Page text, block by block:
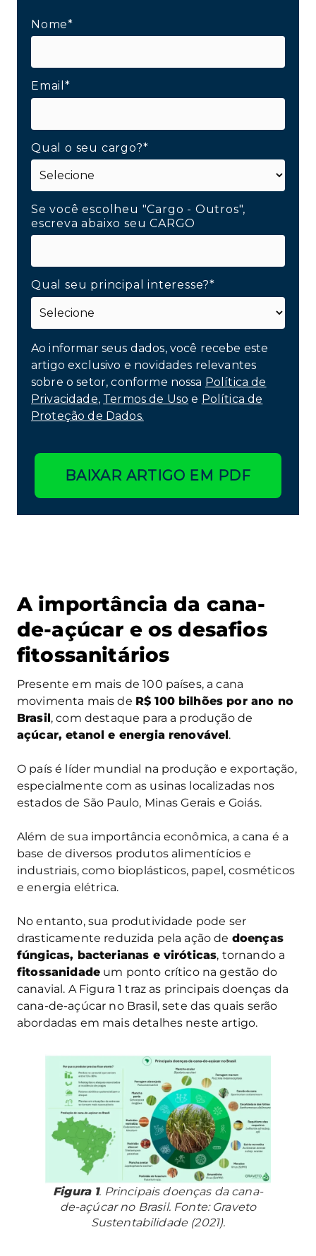
Nome*
Email*
Qual o seu cargo?*
Se você escolheu "Cargo - Outros",
escreva abaixo seu CARGO
Qual seu principal interesse?*
Ao informar seus dados, você recebe este
artigo exclusivo e novidades relevantes
sobre o setor, conforme nossa Política de
Privacidade, Termos de Uso e Política de
Proteção de Dados.
BAIXAR ARTIGO EM PDF
A importância da cana-
de-açúcar e os desafios
fitossanitários
Presente em mais de 100 países, a cana
movimenta mais de R$ 100 bilhões por ano no
Brasil, com destaque para a produção de
açúcar, etanol e energia renovável.
O país é líder mundial na produção e exportação,
especialmente com as usinas localizadas nos
estados de São Paulo, Minas Gerais e Goiás.
Além de sua importância econômica, a cana é a
base de diversos produtos alimentícios e
industriais, como bioplásticos, papel, cosméticos
e energia elétrica.
No entanto, sua produtividade pode ser
drasticamente reduzida pela ação de doenças
fúngicas, bacterianas e viróticas, tornando a
fitossanidade um ponto crítico na gestão do
canavial. A Figura 1 traz as principais doenças da
cana-de-açúcar no Brasil, sete das quais serão
abordadas em mais detalhes neste artigo.
Figura 1. Principais doenças da cana-
de-açúcar no Brasil. Fonte: Graveto
Sustentabilidade (2021).